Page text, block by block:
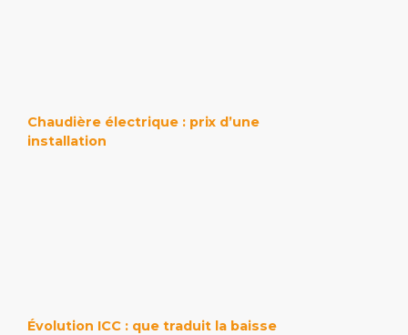
Chaudière électrique : prix d’une
installation
Évolution ICC : que traduit la baisse